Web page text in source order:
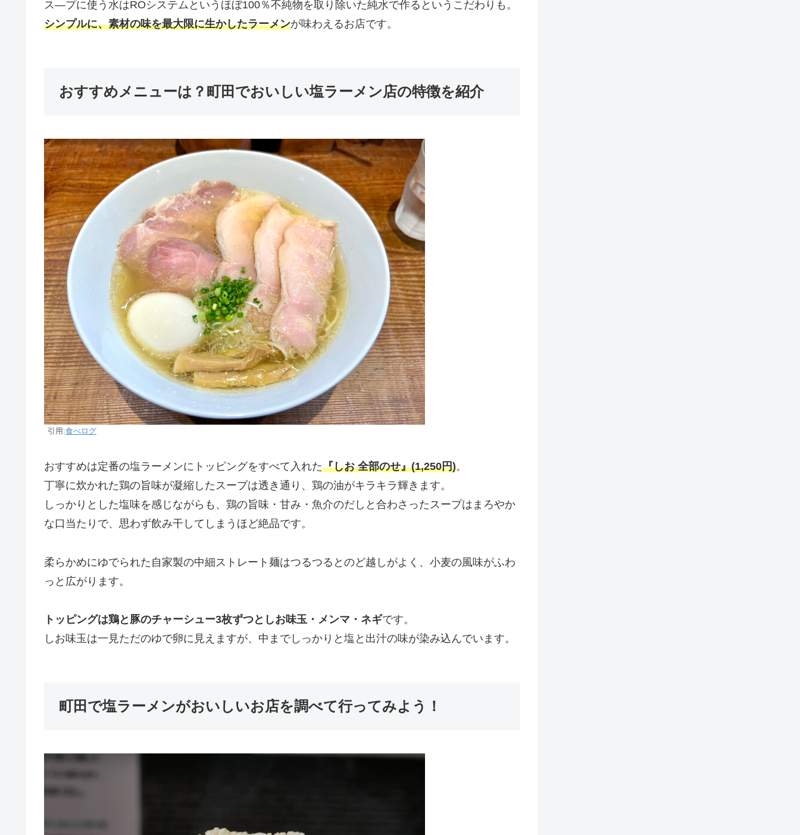
ス―プに使う水はROシステムというほぼ100％不純物を取り除いた純水で作るというこだわりも。
シンプルに、素材の味を最大限に生かしたラーメンが味わえるお店です。
おすすめメニューは？町田でおいしい塩ラーメン店の特徴を紹介
引用:食べログ
おすすめは定番の塩ラーメンにトッピングをすべて入れた『しお 全部のせ』(1,250円)。
丁寧に炊かれた鶏の旨味が凝縮したスープは透き通り、鶏の油がキラキラ輝きます。
しっかりとした塩味を感じながらも、鶏の旨味・甘み・魚介のだしと合わさったスープはまろやか
な口当たりで、思わず飲み干してしまうほど絶品です。
柔らかめにゆでられた自家製の中細ストレート麺はつるつるとのど越しがよく、小麦の風味がふわ
っと広がります。
トッピングは鶏と豚のチャーシュー3枚ずつとしお味玉・メンマ・ネギです。
しお味玉は一見ただのゆで卵に見えますが、中までしっかりと塩と出汁の味が染み込んでいます。
町田で塩ラーメンがおいしいお店を調べて行ってみよう！